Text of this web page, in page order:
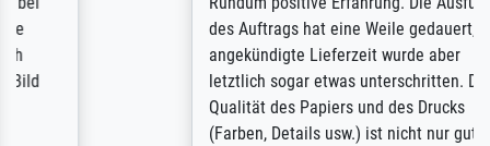
des Auftrags hat eine Weile gedauert, die
angekündigte Lieferzeit wurde aber
letztlich sogar etwas unterschritten. Die
Qualität des Papiers und des Drucks
(Farben, Details usw.) ist nicht nur gut,